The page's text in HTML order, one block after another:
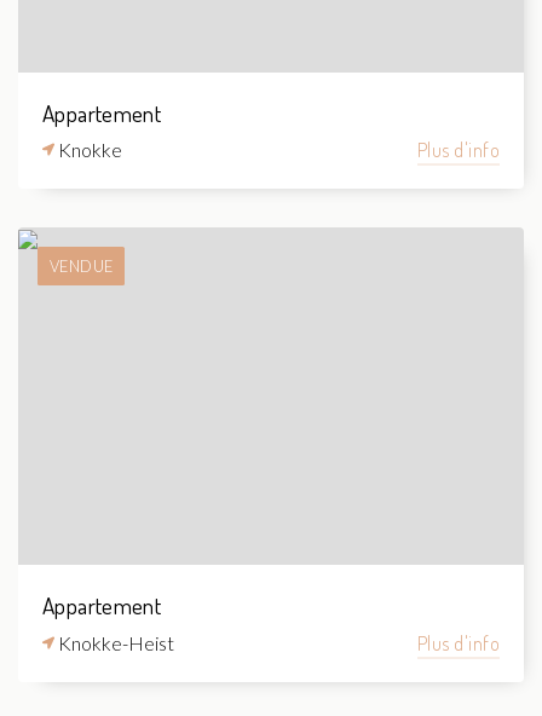
Appartement
Knokke Plus d'info
VENDUE
Appartement
Knokke-Heist Plus d'info